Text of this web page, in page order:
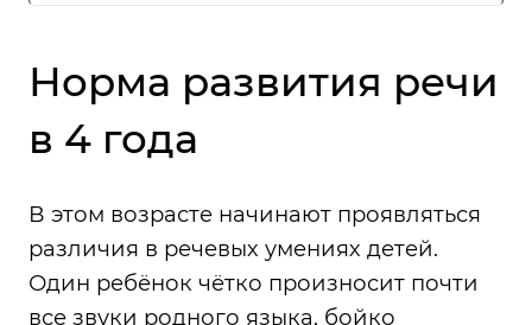
Норма развития речи
в 4 года
В этом возрасте начинают проявляться
различия в речевых умениях детей.
Один ребёнок чётко произносит почти
все звуки родного языка, бойко